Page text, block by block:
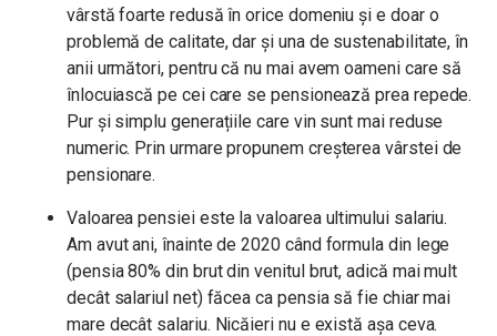
vârstă foarte redusă în orice domeniu și e doar o
problemă de calitate, dar și una de sustenabilitate, în
anii următori, pentru că nu mai avem oameni care să
înlocuiască pe cei care se pensionează prea repede.
Pur și simplu generațiile care vin sunt mai reduse
numeric. Prin urmare propunem creșterea vârstei de
pensionare.
Valoarea pensiei este la valoarea ultimului salariu.
Am avut ani, înainte de 2020 când formula din lege
(pensia 80% din brut din venitul brut, adică mai mult
decât salariul net) făcea ca pensia să fie chiar mai
mare decât salariu. Nicăieri nu e există așa ceva.